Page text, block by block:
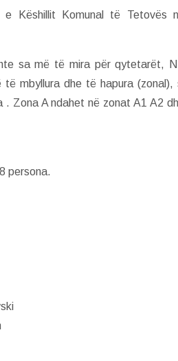
e Këshillit Komunal të Tetovës
sa më të mira për qytetarët,
të mbyllura dhe të hapura (zonal),
. Zona A ndahet në zonat A1 A2
persona.